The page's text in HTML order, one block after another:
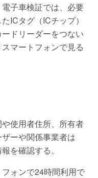
子車検証では、必要
ICタグ（ICチップ）
ドリーダーをつない
マートフォンで見る
使用者住所、所有者
ーや関係事業者は
を確認する。
ォンで24時間利用で